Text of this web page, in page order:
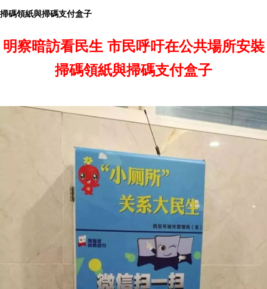
掃碼領紙與掃碼支付盒子
明察暗訪看民生 市民呼吁在公共場所安裝
掃碼領紙與掃碼支付盒子